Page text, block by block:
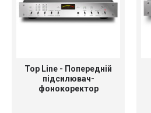
Top Line - Попередній
підсилювач-
фонокоректор